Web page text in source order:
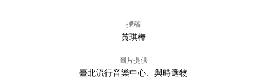
撰稿
黃琪樺
圖片提供
臺北流行音樂中心、與時選物